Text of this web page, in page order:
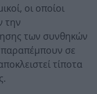
οι οποίοι
την
των συνθηκών
παραπέμπουν σε
τίποτα